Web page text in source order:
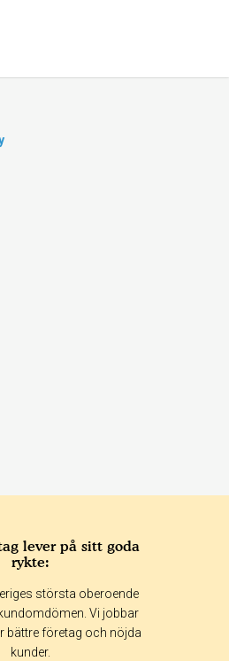
lever på sitt goda
rykte:
största oberoende
Vi jobbar
bättre företag och nöjda
kunder.